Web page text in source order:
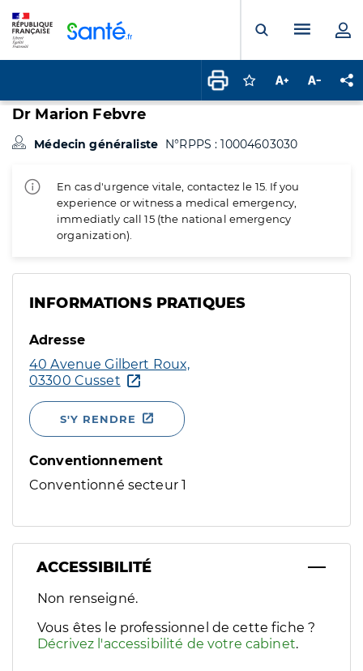
Ouvrir laMenu
Connectez-vous
Augmenter la
Dr Marion Febvre
Médecin généraliste N°RPPS : 10004603030
En cas d'urgence vitale, contactez le 15. If you
experience or witness a medical emergency,
immediatly call 15 (the national emergency
organization).
INFORMATIONS PRATIQUES
Adresse
40 Avenue Gilbert Roux,
03300 Cusset
S'Y RENDRE
Conventionnement
Conventionné secteur 1
ACCESSIBILITÉ
Filtres
Sélectionnez un ou plusieurs handicaps/besoins
Non renseigné.
Vous êtes le professionnel de cette fiche ?
Décrivez l'accessibilité de votre cabinet.